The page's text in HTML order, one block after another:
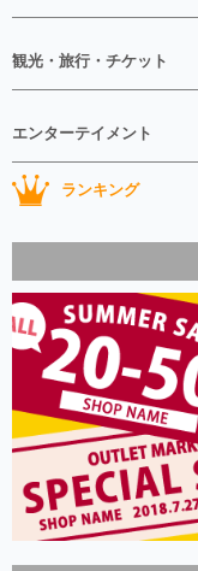
観光・旅行・チケット
エンターテイメント
ランキング